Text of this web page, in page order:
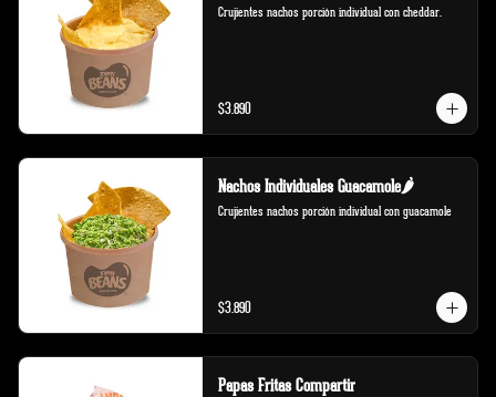
Crujientes nachos porción individual con cheddar.
$3.890
Nachos Individuales Guacamole🌶️
Crujientes nachos porción individual con guacamole
$3.890
Papas Fritas Compartir